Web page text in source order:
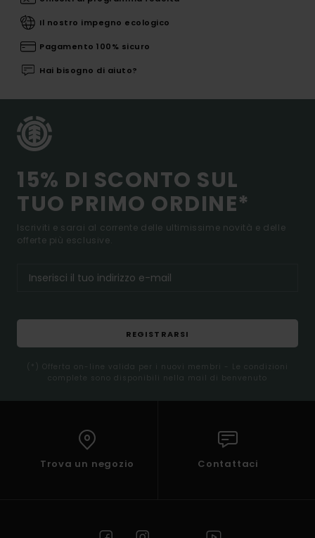
Il nostro impegno ecologico
Pagamento 100% sicuro
Hai bisogno di aiuto?
15% DI SCONTO SUL
TUO PRIMO ORDINE*
Iscriviti e sarai al corrente delle ultimissime novità e delle
offerte più esclusive.
REGISTRARSI
(*) Offerta on-line valida per i nuovi membri - Le condizioni
complete sono disponibili nella mail di benvenuto
Trova un negozio Contattaci